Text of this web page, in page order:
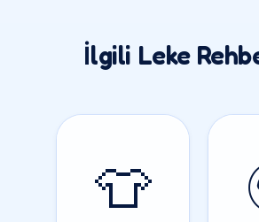
İlgili Leke
👕